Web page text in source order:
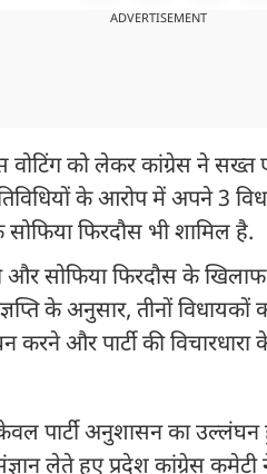
ADVERTISEMENT
वोटिंग को लेकर कांग्रेस ने सख्त
के आरोप में अपने 3
फिरदौस भी शामिल है.
और सोफिया फिरदौस के
के अनुसार, तीनों विधायकों
करने और पार्टी की विचारधारा
पार्टी अनुशासन का
लेते हुए प्रदेश कांग्रेस